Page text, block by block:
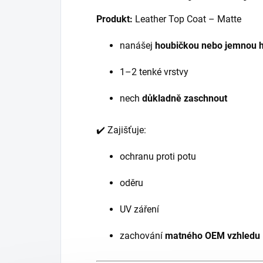
Produkt: Leather Top Coat – Matte
nanášej houbičkou nebo jemnou
1–2 tenké vrstvy
nech důkladně zaschnout
✔️ Zajišťuje:
ochranu proti potu
oděru
UV záření
zachování matného OEM vzhledu